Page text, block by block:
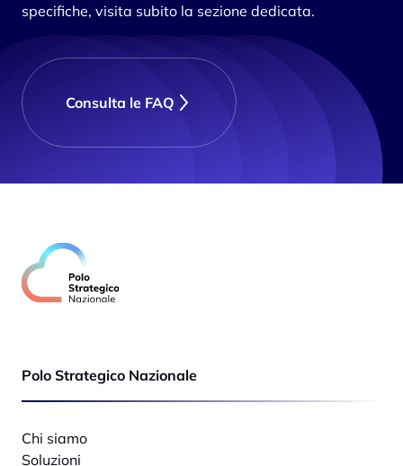
specifiche, visita subito la sezione dedicata.
Consulta le FAQ
Polo Strategico Nazionale
Chi siamo
Soluzioni